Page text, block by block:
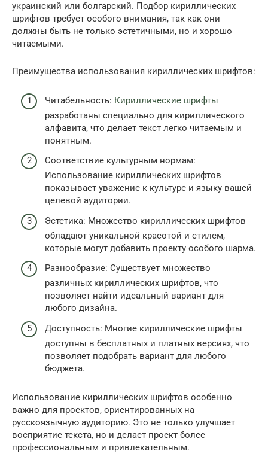
украинский или болгарский. Подбор кириллических
шрифтов требует особого внимания, так как они
должны быть не только эстетичными, но и хорошо
читаемыми.
Преимущества использования кириллических шрифтов:
Читабельность: Кириллические шрифты
разработаны специально для кириллического
алфавита, что делает текст легко читаемым и
понятным.
Соответствие культурным нормам:
Использование кириллических шрифтов
показывает уважение к культуре и языку вашей
целевой аудитории.
Эстетика: Множество кириллических шрифтов
обладают уникальной красотой и стилем,
которые могут добавить проекту особого шарма.
Разнообразие: Существует множество
различных кириллических шрифтов, что
позволяет найти идеальный вариант для
любого дизайна.
Доступность: Многие кириллические шрифты
доступны в бесплатных и платных версиях, что
позволяет подобрать вариант для любого
бюджета.
Использование кириллических шрифтов особенно
важно для проектов, ориентированных на
русскоязычную аудиторию. Это не только улучшает
восприятие текста, но и делает проект более
профессиональным и привлекательным.